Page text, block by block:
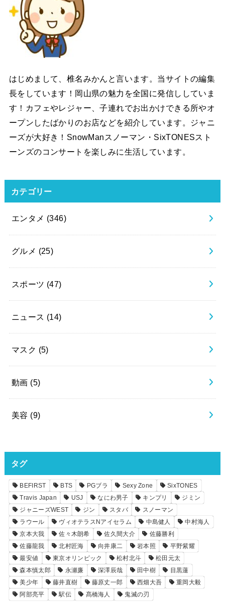
はじめまして、椎名みかんと言います。当サイトの編集
長をしています！岡山県の魅力を全国に発信ししていま
す！カフェやレジャー、子連れでお出かけできる所やオ
ープンしたばかりのお店などを紹介しています。ジャニ
ーズが大好き！SnowManスノーマン・SixTONESスト
ーンズのコンサートを楽しみに生活しています。
カテゴリー
エンタメ (346)
グルメ (25)
スポーツ (47)
ニュース (14)
マスク (5)
動画 (5)
美容 (9)
タグ
BEFIRST BTS PGブラ Sexy Zone
SixTONES
Travis Japan
USJ なにわ男子 キンプリ
ジミン
ジャニーズWEST
ジン スタバ
スノーマン
ラウール
ヴィオテラスNアイセラム 中島健人
中村海人
京本大我
佐々木朗希 佐久間大介
佐藤勝利
佐藤龍我
北村匠海 向井康二 岩本照
平野紫耀
最安値
東京オリンピック 松村北斗
松田元太
森本慎太郎
永瀬廉 深澤辰哉 田中樹
目黒蓮
美少年
藤井直樹 藤原丈一郎 西畑大吾
重岡大毅
阿部亮平
駅伝 髙橋海人 鬼滅の刃